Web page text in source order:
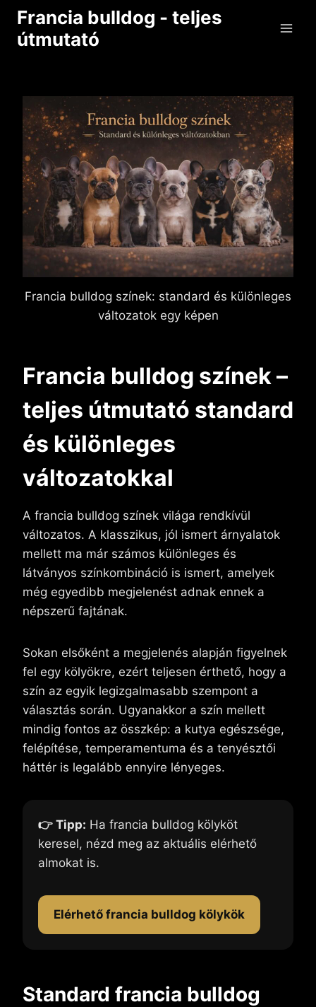
Skip
content
Francia bulldog - teljes
útmutató
Francia bulldog színek: standard és különleges
változatok egy képen
Francia bulldog színek –
teljes útmutató standard
és különleges
változatokkal
A francia bulldog színek világa rendkívül
változatos. A klasszikus, jól ismert árnyalatok
mellett ma már számos különleges és
látványos színkombináció is ismert, amelyek
még egyedibb megjelenést adnak ennek a
népszerű fajtának.
Sokan elsőként a megjelenés alapján figyelnek
fel egy kölyökre, ezért teljesen érthető, hogy a
szín az egyik legizgalmasabb szempont a
választás során. Ugyanakkor a szín mellett
mindig fontos az összkép: a kutya egészsége,
felépítése, temperamentuma és a tenyésztői
háttér is legalább ennyire lényeges.
👉 Tipp: Ha francia bulldog kölyköt
keresel, nézd meg az aktuális elérhető
almokat is.
Elérhető francia bulldog kölykök
Standard francia bulldog